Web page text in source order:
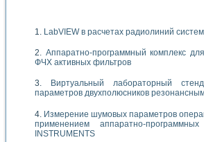
LabVIEW в расчетах радиолиний
Аппаратно-программный комплекс
ФЧХ активных фильтров
Виртуальный лабораторный
параметров двухполюсников
Измерение шумовых параметров
применением аппаратно-
INSTRUMENTS